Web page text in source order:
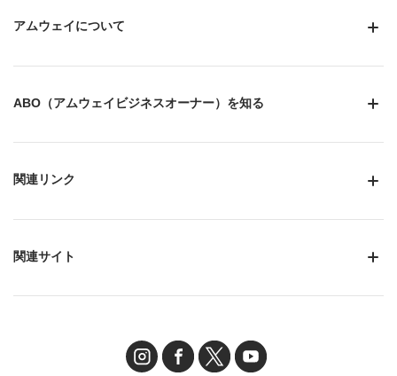
アムウェイについて
ABO（アムウェイビジネスオーナー）を知る
関連リンク
関連サイト